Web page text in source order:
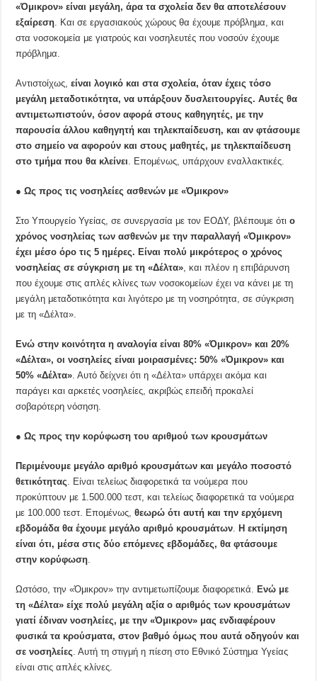
«Όμικρον» είναι μεγάλη, άρα τα σχολεία δεν θα αποτελέσουν
εξαίρεση . Και σε εργασιακούς χώρους θα έχουμε πρόβλημα, και
στα νοσοκομεία με γιατρούς και νοσηλευτές που νοσούν έχουμε
πρόβλημα.
Αντιστοίχως,είναι λογικό και στα σχολεία, όταν έχεις τόσο
μεγάλη μεταδοτικότητα, να υπάρξουν δυσλειτουργίες. Αυτές θα
αντιμετωπιστούν, όσον αφορά στους καθηγητές, με την
παρουσία άλλου καθηγητή και τηλεκπαίδευση, και αν φτάσουμε
στο σημείο να αφορούν και στους μαθητές, με τηλεκπαίδευση
στο τμήμα που θα κλείνει . Επομένως, υπάρχουν εναλλακτικές.
● Ως προς τις νοσηλείες ασθενών με «Όμικρον»
Στο Υπουργείο Υγείας, σε συνεργασία με τον ΕΟΔΥ, βλέπουμε ότιο
χρόνος νοσηλείας των ασθενών με την παραλλαγή «Όμικρον»
έχει μέσο όρο τις 5 ημέρες. Είναι πολύ μικρότερος ο χρόνος
νοσηλείας σε σύγκριση με τη «Δέλτα» , και πλέον η επιβάρυνση
που έχουμε στις απλές κλίνες των νοσοκομείων έχει να κάνει με τη
μεγάλη μεταδοτικότητα και λιγότερο με τη νοσηρότητα, σε σύγκριση
με τη «Δέλτα».
Ενώ στην κοινότητα η αναλογία είναι 80% «Όμικρον» και 20%
«Δέλτα», οι νοσηλείες είναι μοιρασμένες: 50% «Όμικρον» και
50% «Δέλτα» . Αυτό δείχνει ότι η «Δέλτα» υπάρχει ακόμα και
παράγει και αρκετές νοσηλείες, ακριβώς επειδή προκαλεί
σοβαρότερη νόσηση.
● Ως προς την κορύφωση του αριθμού των κρουσμάτων
Περιμένουμε μεγάλο αριθμό κρουσμάτων και μεγάλο ποσοστό
θετικότητας . Είναι τελείως διαφορετικά τα νούμερα που
προκύπτουν με 1.500.000 τεστ, και τελείως διαφορετικά τα νούμερα
με 100.000 τεστ. Επομένως,θεωρώ ότι αυτή και την ερχόμενη
εβδομάδα θα έχουμε μεγάλο αριθμό κρουσμάτων .Η εκτίμηση
είναι ότι, μέσα στις δύο επόμενες εβδομάδες, θα φτάσουμε
στην κορύφωση
Ωστόσο, την «Όμικρον» την αντιμετωπίζουμε διαφορετικά.Ενώ με
τη «Δέλτα» είχε πολύ μεγάλη αξία ο αριθμός των κρουσμάτων
γιατί έδιναν νοσηλείες, με την «Όμικρον» μας ενδιαφέρουν
φυσικά τα κρούσματα, στον βαθμό όμως που αυτά οδηγούν και
σε νοσηλείες . Αυτή τη στιγμή η πίεση στο Εθνικό Σύστημα Υγείας
είναι στις απλές κλίνες.